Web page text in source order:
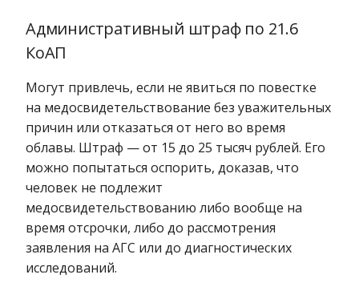
Административный штраф по 21.6
КоАП
Могут привлечь, если не явиться по повестке
на медосвидетельствование без уважительных
причин или отказаться от него во время
облавы. Штраф — от 15 до 25 тысяч рублей. Его
можно попытаться оспорить, доказав, что
человек не подлежит
медосвидетельствованию либо вообще на
время отсрочки, либо до рассмотрения
заявления на АГС или до диагностических
исследований.